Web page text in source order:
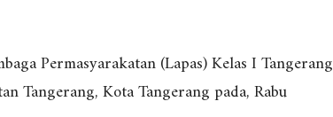
Permasyarakatan (Lapas) Kelas I Tangerang
Tangerang, Kota Tangerang pada, Rabu